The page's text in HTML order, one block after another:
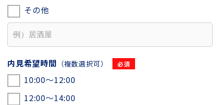
その他
内見希望時間 （複数選択可）
10:00〜12:00
12:00〜14:00